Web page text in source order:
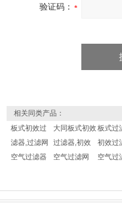
验证码：
相关同类产品：
板式初效过
滤器,过滤网
空气过滤器
大同板式初效
过滤器,初效
空气过滤网
板式过
初效过
空气过